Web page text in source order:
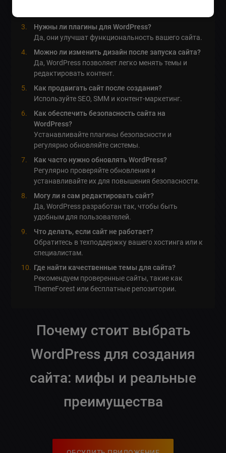
Цены начинаются от 1560 лей заLanding Pageи
Нужны ли плагины для WordPress?
Да, они улучшат функциональность вашего сайта.
Можно ли изменить дизайн после запуска сайта?
Да, WordPress позволяет легко менять темы и
редактировать контент.
Как продвигать сайт после создания?
Используйте SEO, SMM и контент-маркетинг.
Как обеспечить безопасность сайта на
WordPress?
Устанавливайте плагины безопасности и
регулярно обновляйте системы.
Как часто нужно обновлять WordPress?
Регулярно проверяйте обновления и
устанавливайте их для повышения безопасности.
Могу ли я сам редактировать сайт?
Да, WordPress разработан так, чтобы быть
удобным для пользователей.
Что делать, если сайт не работает?
Обратитесь в техподдержку вашего хостинга или к
специалистам.
Где найти качественные темы для сайта?
Рекомендуем проверенные сайты, такие как
ThemeForest или бесплатные репозитории.
Почему стоит выбрать
WordPress для создания
сайта: мифы и реальные
преимущества